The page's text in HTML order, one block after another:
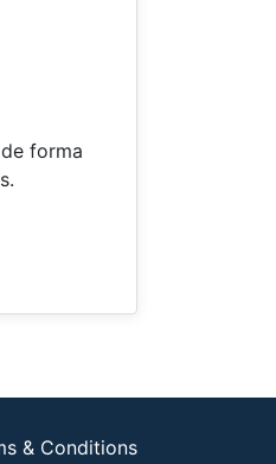
forma
& Conditions